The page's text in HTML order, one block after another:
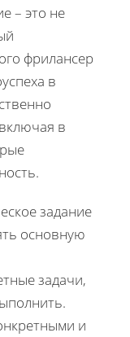
– это не
фрилансер
в
в
задание
основную
задачи,
и